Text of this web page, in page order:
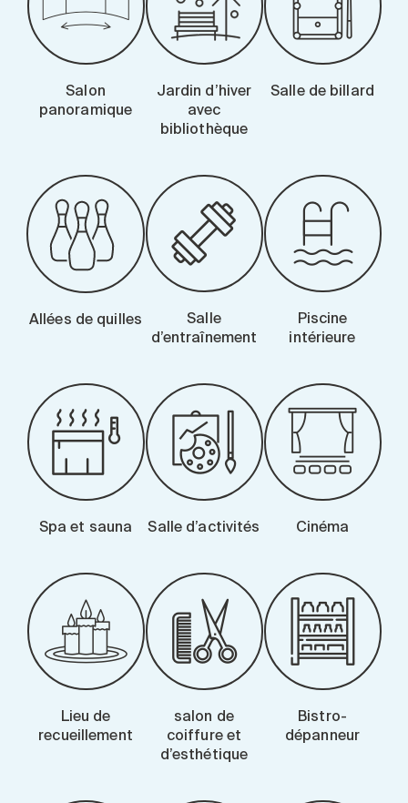
Salon
panoramique
Jardin d’hiver
avec
bibliothèque
Salle de billard
Allées de quilles
Salle
d’entraînement
Piscine
intérieure
Spa et sauna Salle d’activités Cinéma
Lieu de
recueillement
salon de
coiffure et
d’esthétique
Bistro-
dépanneur